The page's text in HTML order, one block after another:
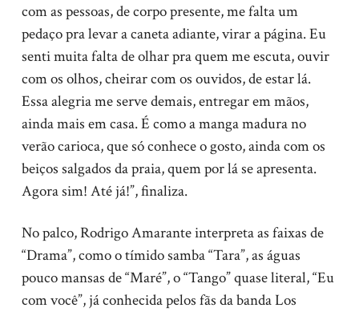
com as pessoas, de corpo presente, me falta um
pedaço pra levar a caneta adiante, virar a página. Eu
senti muita falta de olhar pra quem me escuta, ouvir
com os olhos, cheirar com os ouvidos, de estar lá.
Essa alegria me serve demais, entregar em mãos,
ainda mais em casa. É como a manga madura no
verão carioca, que só conhece o gosto, ainda com os
beiços salgados da praia, quem por lá se apresenta.
Agora sim! Até já!”, finaliza.
No palco, Rodrigo Amarante interpreta as faixas de
“Drama”, como o tímido samba “Tara”, as águas
pouco mansas de “Maré”, o “Tango” quase literal, “Eu
com você”, já conhecida pelos fãs da banda Los